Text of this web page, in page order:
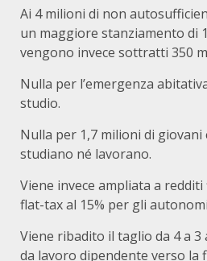
Ai 4 milioni di non
un maggiore stanziamento di
vengono invece sottratti 350
Nulla per l’emergenza
studio.
Nulla per 1,7 milioni di
studiano né lavorano.
Viene invece ampliata a
flat-tax al 15% per gli
Viene ribadito il taglio da 4 a
da lavoro dipendente verso la